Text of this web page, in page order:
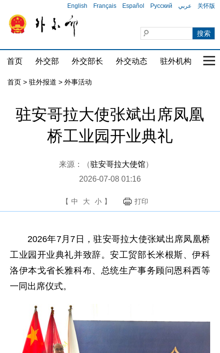
English Français Español Русский عربي 关怀版
首页 外交部 外交部长 外交动态 驻外机构 国
首页 > 驻外报道 > 外事活动
驻安哥拉大使张斌出席凤凰
桥工业园开业典礼
来源：（驻安哥拉大使馆）
2026-07-08 01:16
【 中 大 小 】 打印
2026年7月7日，驻安哥拉大使张斌出席凤凰桥
工业园开业典礼并致辞。安工贸部长米根斯、伊科
洛伊本戈省长雅科布、总统生产事务顾问恩科西等
一同出席仪式。